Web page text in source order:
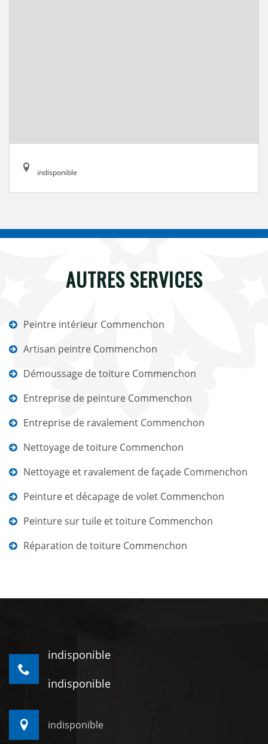
indisponible
AUTRES SERVICES
Peintre intérieur Commenchon
Artisan peintre Commenchon
Démoussage de toiture Commenchon
Entreprise de peinture Commenchon
Entreprise de ravalement Commenchon
Nettoyage de toiture Commenchon
Nettoyage et ravalement de façade Commenchon
Peinture et décapage de volet Commenchon
Peinture sur tuile et toiture Commenchon
Réparation de toiture Commenchon
indisponible
indisponible
indisponible